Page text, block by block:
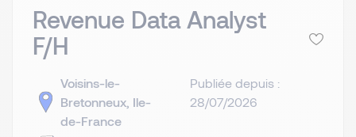
Revenue Data Analyst
F/H
Voisins-le-
Bretonneux, Ile-
de-France
Publiée depuis :
28/07/2026